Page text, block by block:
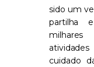
sido um
partilha
cuidado